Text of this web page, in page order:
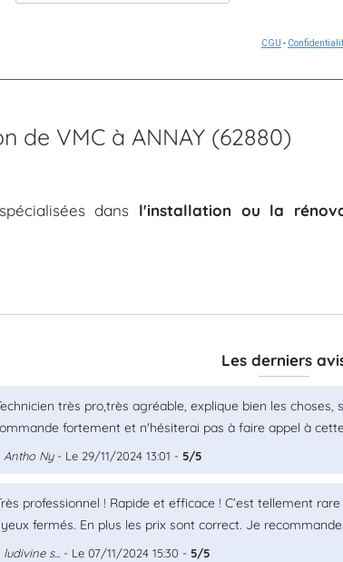
CGU -
de VMC à ANNAY (62880)
dans l'installation ou la
Les derniers
très pro,très agréable, explique bien les
fortement et n'hésiterai pas à faire appel à
Antho Ny- Le 29/11/2024 13:01 - 5/5
professionnel ! Rapide et efficace ! C’est tellement
fermés. En plus les prix sont correct. Je
ludivine s... - Le 07/11/2024 15:30 - 5/5